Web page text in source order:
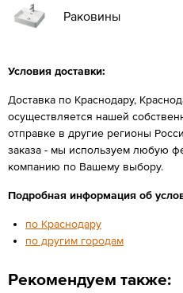
Раковины
Условия доставки:
Доставка по Краснодару,
осуществляется нашей
отправке в другие регионы
заказа - мы используем любую
компанию по Вашему выбору.
Подробная информация об
по Краснодару
по другим городам
Рекомендуем также: